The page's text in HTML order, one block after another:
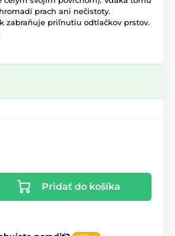
prach ani nečistoty.
zabraňuje priľnutiu odtlačkov prstov.
Pridať do košíka